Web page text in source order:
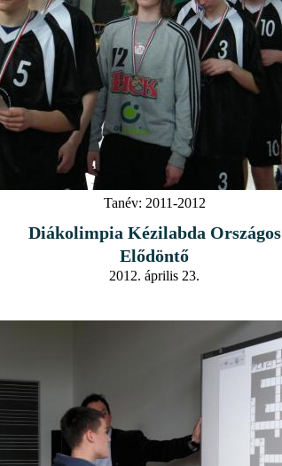
Tanév: 2011-2012
Diákolimpia Kézilabda Országos
Elődöntő
2012. április 23.